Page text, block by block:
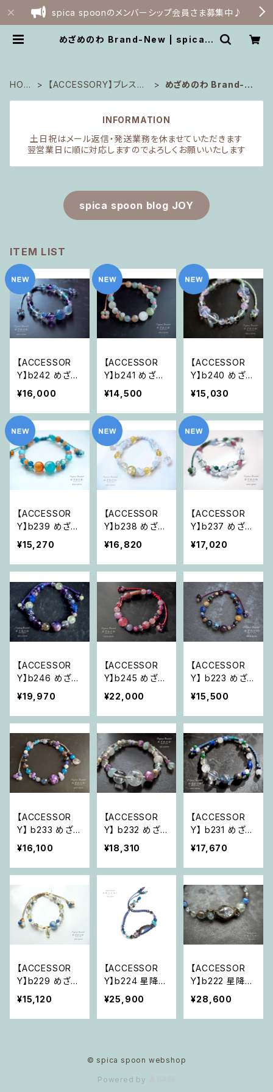
spica spoonのメンバーシップ会員さま募集中♪
めざめのわ Brand-New | spica s
HOM
【ACCESSORY】ブレスレ
めざめのわ Brand-Ne
INFORMATION
土日祝はメール返信・発送業務を休ませていただきます
翌営業日に順に対応しますのでよろしくお願いいたします
spica spoon blog JOY
ITEM LIST
【ACCESSOR
Y】b242 めざめ
のわ Brand-Ne
w 「わたしたちの
望みが、宇宙の
望み」
¥16,000
【ACCESSOR
Y】b241 めざめ
のわ Brand-Ne
w 「愛でしかな
い存在たち」
¥14,500
【ACCESSOR
Y】b240 めざめ
のわ Brand-Ne
w 「奇跡は、歓び
と夢中になる時
に」
¥15,030
【ACCESSOR
Y】b239 めざめ
のわ Brand-Ne
w 「マザーアー
スからの勇気と
¥15,270
【ACCESSOR
Y】b238 めざめ
のわ Brand-Ne
w 「月光柔らか
に～無垢の夜」
¥16,820
【ACCESSOR
Y】b237 めざめ
のわ Brand-Ne
w「歓びの大地・
惹き合う縁の和」
¥17,020
【ACCESSOR
Y】b246 めざめ
のわ Brand-Ne
w 「光を駆け抜
けて、宇宙へ飛
¥19,970
【ACCESSOR
Y】b245 めざめ
のわ Brand-Ne
w「流れゆくまま
見届ける愛」
¥22,000
【ACCESSOR
Y】 b223 めざ
めのわ Brand-
New「壮大な歓
びの概念へ、す
¥15,500
【ACCESSOR
Y】 b233 めざ
めのわ Brand-
New「新しい世
界の種明かし」
¥16,100
【ACCESSOR
Y】 b232 めざ
めのわ Brand-
New「すべてに
在った魂に還る
¥18,310
【ACCESSOR
Y】 b231 めざめ
のわ Brand-Ne
w「宇宙の導き〜
流星に乗って」
¥17,670
【ACCESSOR
Y】b229 めざめ
のわ Brand-Ne
w 「わたしは光・
奏でるハーモニ
¥15,120
【ACCESSOR
Y】b224 星降る
小夜に「蒼に宿
る希望・宙の光
に溶けて」
¥25,900
【ACCESSOR
Y】b222 星降る
小夜に「高鳴りと
共に超えた先
に」
¥28,600
© spica spoon webshop
Powered by